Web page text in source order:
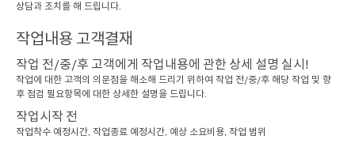
상담과 조치를 해 드립니다.
작업내용 고객결재
작업 전/중/후 고객에게 작업내용에 관한 상세 설명 실시!
작업에 대한 고객의 의문점을 해소해 드리기 위하여 작업 전/중/후 해당 작업 및 향
후 점검 필요항목에 대한 상세한 설명을 드립니다.
작업시작 전
작업착수 예정시간, 작업종료 예정시간, 예상 소요비용, 작업 범위